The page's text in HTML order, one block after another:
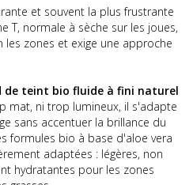
et souvent la plus frustrante
T, normale à sèche sur les joues,
zones et exige une approche
de teint bio fluide à fini naturel
mat, ni trop lumineux, il s'adapte
sans accentuer la brillance du
formules bio à base d'aloe vera
adaptées : légères, non
hydratantes pour les zones